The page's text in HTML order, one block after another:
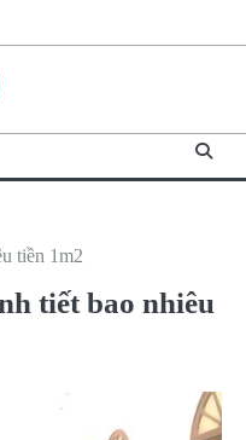
tiền 1m2
tiết bao nhiêu